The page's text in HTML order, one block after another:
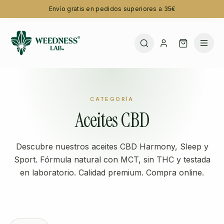
Envío gratis en pedidos superiores a 35€
CATEGORÍA
Aceites CBD
Descubre nuestros aceites CBD Harmony, Sleep y
Sport. Fórmula natural con MCT, sin THC y testada
en laboratorio. Calidad premium. Compra online.